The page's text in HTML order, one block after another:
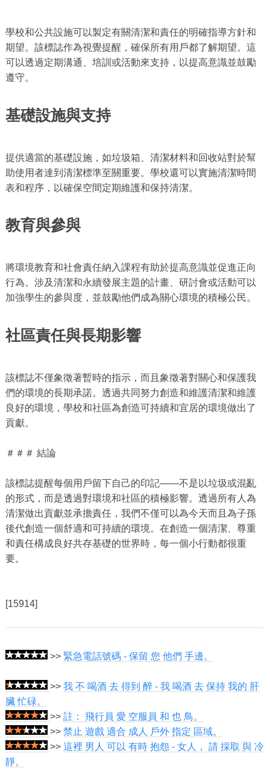
學校和公共設施可以製定有關清潔和責任的明確指導方針和
期望。該標誌作為視覺提醒，確保所有用戶都了解期望。這
可以透過定期溝通、培訓或活動來支持，以提高意識並鼓勵
遵守。
基礎設施與支持
提供適當的基礎設施，如垃圾箱、清潔材料和回收站對於幫
助使用者達到清潔標準至關重要。學校還可以實施清潔時間
表和程序，以確保空間定期維護和保持清潔。
教育與參與
將環境教育和社會責任納入課程有助於提高意識並促進正向
行為。涉及清潔和永續發展主題的計畫、研討會或活動可以
加強學生的參與度，並鼓勵他們成為關心環境的積極公民。
社區責任與長期影響
該標誌不僅象徵著暫時的指示，而且象徵著對關心和保護我
們的環境的長期承諾。透過共同努力創造和維護清潔和維護
良好的環境，學校和社區為創造可持續和宜居的環境做出了
貢獻。
＃＃＃ 結論
該標誌提醒每個用戶留下自己的印記——不是以垃圾或混亂
的形式，而是透過對環境和社區的積極影響。透過所有人為
清潔做出貢獻並承擔責任，我們不僅可以為今天而且為子孫
後代創造一個舒適和可持續的環境。在創造一個清潔、尊重
和責任構成良好共存基礎的世界時，每一個小行動都很重
要。
[15914]
>> 緊急電話號碼 - 保留 您 他們 手邊。
>> 我 不 喝酒 去 得到 醉 - 我 喝酒 去 保持 我的 肝
臟 忙碌。
>> 註： 飛行員 愛 空服員 和 也 鳥。
>> 禁止 遊戲 適合 成人 戶外 指定 區域。
>> 這裡 男人 可以 有時 抱怨 - 女人， 請 採取 與 冷
靜。